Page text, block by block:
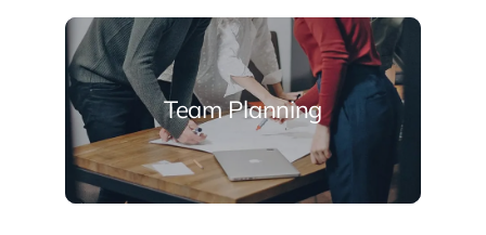
Team Planning